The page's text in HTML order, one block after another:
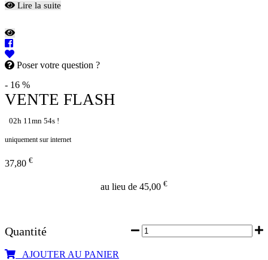
Lire la suite
Poser votre question ?
- 16 %
VENTE FLASH
02h 11mn 53s !
uniquement sur internet
37,80 €
au lieu de 45,00 €
Quantité
AJOUTER AU PANIER